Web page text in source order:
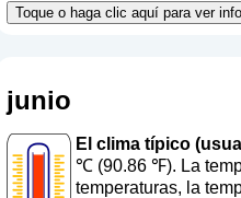
Toque o haga clic aquí para ver
junio
El clima típico
℃ (90.86 ℉). La
temperaturas, la